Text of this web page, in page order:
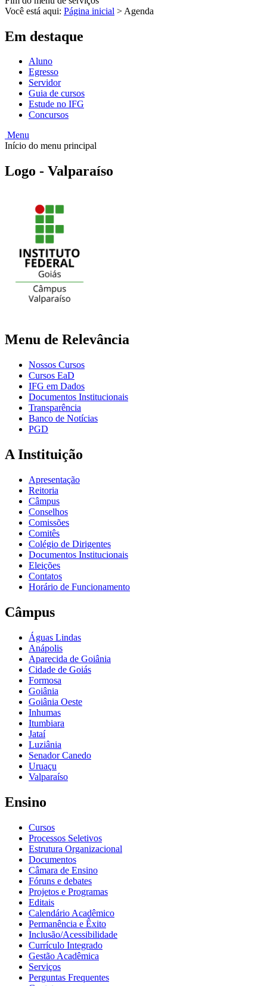
Você está aqui: Página inicial > Agenda
Em destaque
Aluno
Egresso
Servidor
Guia de cursos
Estude no IFG
Concursos
Menu
Início do menu principal
Logo - Valparaíso
Menu de Relevância
Nossos Cursos
Cursos EaD
IFG em Dados
Documentos Institucionais
Transparência
Banco de Notícias
PGD
A Instituição
Apresentação
Reitoria
Câmpus
Conselhos
Comissões
Comitês
Colégio de Dirigentes
Documentos Institucionais
Eleições
Contatos
Horário de Funcionamento
Câmpus
Águas Lindas
Anápolis
Aparecida de Goiânia
Cidade de Goiás
Formosa
Goiânia
Goiânia Oeste
Inhumas
Itumbiara
Jataí
Luziânia
Senador Canedo
Uruaçu
Valparaíso
Ensino
Cursos
Processos Seletivos
Estrutura Organizacional
Documentos
Câmara de Ensino
Fóruns e debates
Projetos e Programas
Editais
Calendário Acadêmico
Permanência e Êxito
Inclusão/Acessibilidade
Currículo Integrado
Gestão Acadêmica
Serviços
Perguntas Frequentes